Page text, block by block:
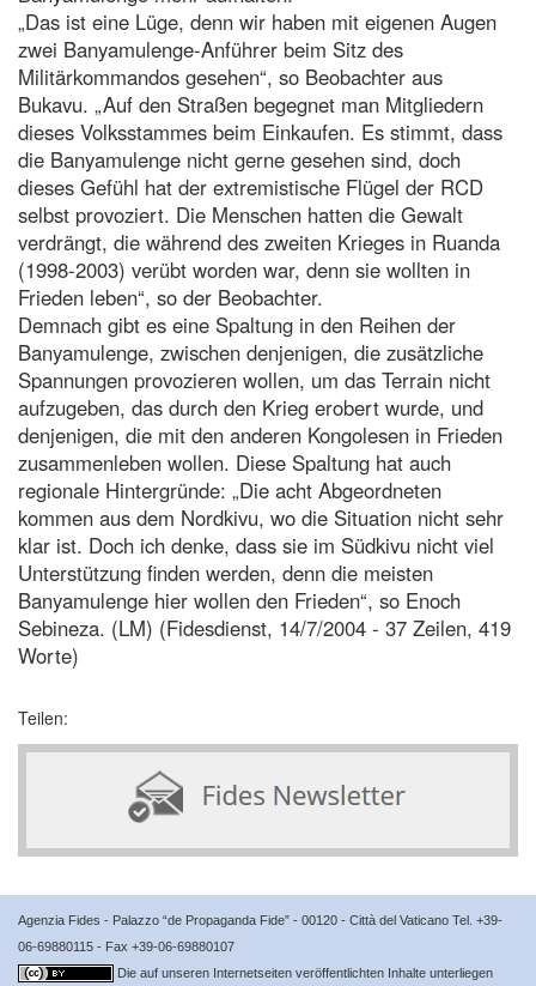
„Das ist eine Lüge, denn wir haben mit eigenen Augen
zwei Banyamulenge-Anführer beim Sitz des
Militärkommandos gesehen“, so Beobachter aus
Bukavu. „Auf den Straßen begegnet man Mitgliedern
dieses Volksstammes beim Einkaufen. Es stimmt, dass
die Banyamulenge nicht gerne gesehen sind, doch
dieses Gefühl hat der extremistische Flügel der RCD
selbst provoziert. Die Menschen hatten die Gewalt
verdrängt, die während des zweiten Krieges in Ruanda
(1998-2003) verübt worden war, denn sie wollten in
Frieden leben“, so der Beobachter.
Demnach gibt es eine Spaltung in den Reihen der
Banyamulenge, zwischen denjenigen, die zusätzliche
Spannungen provozieren wollen, um das Terrain nicht
aufzugeben, das durch den Krieg erobert wurde, und
denjenigen, die mit den anderen Kongolesen in Frieden
zusammenleben wollen. Diese Spaltung hat auch
regionale Hintergründe: „Die acht Abgeordneten
kommen aus dem Nordkivu, wo die Situation nicht sehr
klar ist. Doch ich denke, dass sie im Südkivu nicht viel
Unterstützung finden werden, denn die meisten
Banyamulenge hier wollen den Frieden“, so Enoch
Sebineza. (LM) (Fidesdienst, 14/7/2004 - 37 Zeilen, 419
Worte)
Teilen:
Agenzia Fides - Palazzo “de Propaganda Fide” - 00120 - Città del Vaticano Tel. +39-
06-69880115 - Fax +39-06-69880107
Die auf unseren Internetseiten veröffentlichten Inhalte unterliegen